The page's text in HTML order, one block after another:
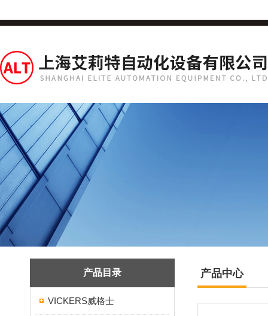
产品目录
VICKERS威格士
产品中心